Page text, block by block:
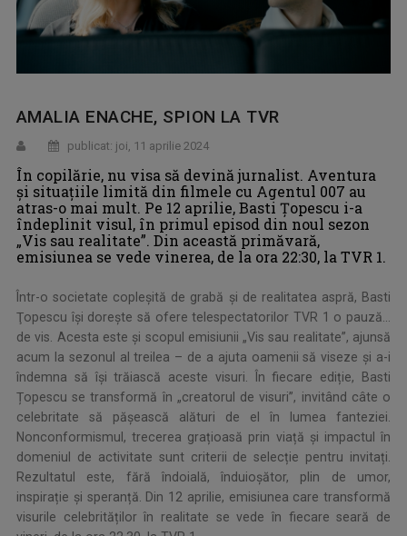
AMALIA ENACHE, SPION LA TVR
publicat: joi, 11 aprilie 2024
În copilărie, nu visa să devină jurnalist. Aventura
şi situaţiile limită din filmele cu Agentul 007 au
atras-o mai mult. Pe 12 aprilie, Basti Ţopescu i-a
îndeplinit visul, în primul episod din noul sezon
„Vis sau realitate”. Din această primăvară,
emisiunea se vede vinerea, de la ora 22:30, la TVR 1.
Într-o societate copleşită de grabă și de realitatea aspră, Basti
Ţopescu îşi dorește să ofere telespectatorilor TVR 1 o pauză...
de vis. Acesta este şi scopul emisiunii „Vis sau realitate”, ajunsă
acum la sezonul al treilea – de a ajuta oamenii să viseze şi a-i
îndemna să îşi trăiască aceste visuri. În fiecare ediție, Basti
Țopescu se transformă în „creatorul de visuri”, invitând câte o
celebritate să pășească alături de el în lumea fanteziei.
Nonconformismul, trecerea grațioasă prin viață și impactul în
domeniul de activitate sunt criterii de selecție pentru invitați.
Rezultatul este, fără îndoială, înduioșător, plin de umor,
inspirație și speranță. Din 12 aprilie, emisiunea care transformă
visurile celebrităților în realitate se vede în fiecare seară de